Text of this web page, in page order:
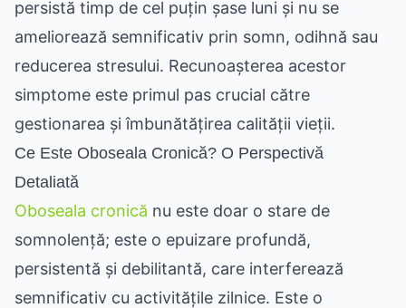
persistă timp de cel puțin șase luni și nu se
ameliorează semnificativ prin somn, odihnă sau
reducerea stresului. Recunoașterea acestor
simptome este primul pas crucial către
gestionarea și îmbunătățirea calității vieții.
Ce Este Oboseala Cronică? O Perspectivă
Detaliată
Oboseala cronică nu este doar o stare de
somnolență; este o epuizare profundă,
persistentă și debilitantă, care interferează
semnificativ cu activitățile zilnice. Este o